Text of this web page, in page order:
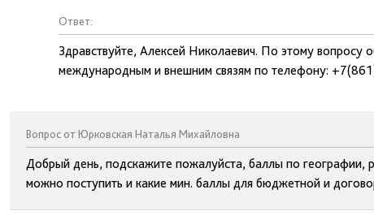
Ответ:
Здравствуйте, Алексей Николаевич. По этому вопросу
международным и внешним связям по телефону:
Вопрос от Юрковская Наталья Михайловна
Добрый день, подскажите пожалуйста, баллы по географии,
можно поступить и какие мин. баллы для бюджетной и